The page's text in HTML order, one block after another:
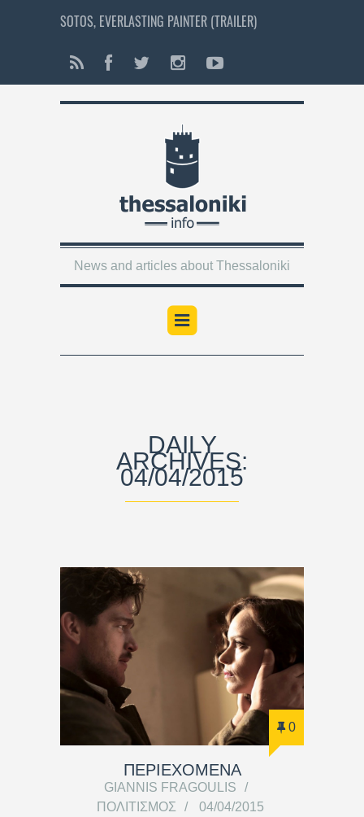
SOTOS, EVERLASTING PAINTER (TRAILER)
News and articles about Thessaloniki
DAILY
ARCHIVES:
04/04/2015
0
ΠΕΡΙΕΧΟΜΕΝΑ
GIANNIS FRAGOULIS
ΠΟΛΙΤΙΣΜΌΣ
04/04/2015